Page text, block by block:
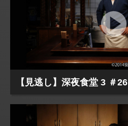
【見逃し】深夜食堂 3 ＃26